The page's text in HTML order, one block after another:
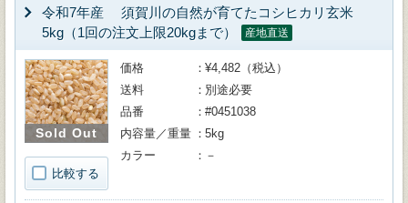
令和7年産 須賀川の自然が育てたコシヒカリ玄米
5kg（1回の注文上限20kgまで）
産地直送
Sold Out
比較する
価格
¥4,482（税込）
送料
別途必要
品番
#0451038
内容量／重量
5kg
カラー
－